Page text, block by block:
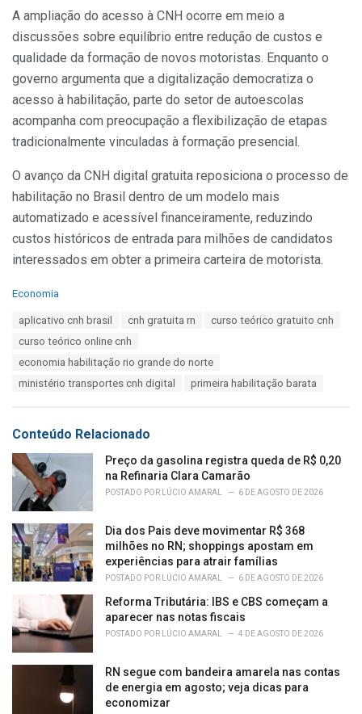
A ampliação do acesso à CNH ocorre em meio a
discussões sobre equilíbrio entre redução de custos e
qualidade da formação de novos motoristas. Enquanto o
governo argumenta que a digitalização democratiza o
acesso à habilitação, parte do setor de autoescolas
acompanha com preocupação a flexibilização de etapas
tradicionalmente vinculadas à formação presencial.
O avanço da CNH digital gratuita reposiciona o processo de
habilitação no Brasil dentro de um modelo mais
automatizado e acessível financeiramente, reduzindo
custos históricos de entrada para milhões de candidatos
interessados em obter a primeira carteira de motorista.
C
:
Economia
aplicativo cnh brasil cnh gratuita rn
curso teórico gratuito cnh
curso teórico online cnh
economia habilitação rio grande do norte
ministério transportes cnh digital
primeira habilitação barata
Conteúdo Relacionado
Preço da gasolina registra queda de R$ 0,20
na Refinaria Clara Camarão
POSTADO POR LÚCIO AMARAL 6 DE AGOSTO DE 2026
Dia dos Pais deve movimentar R$ 368
milhões no RN; shoppings apostam em
experiências para atrair famílias
POSTADO POR LÚCIO AMARAL 6 DE AGOSTO DE 2026
Reforma Tributária: IBS e CBS começam a
aparecer nas notas fiscais
POSTADO POR LÚCIO AMARAL 4 DE AGOSTO DE 2026
RN segue com bandeira amarela nas contas
de energia em agosto; veja dicas para
economizar